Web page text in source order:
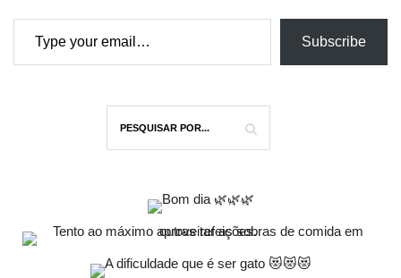
Type your email…
Subscribe